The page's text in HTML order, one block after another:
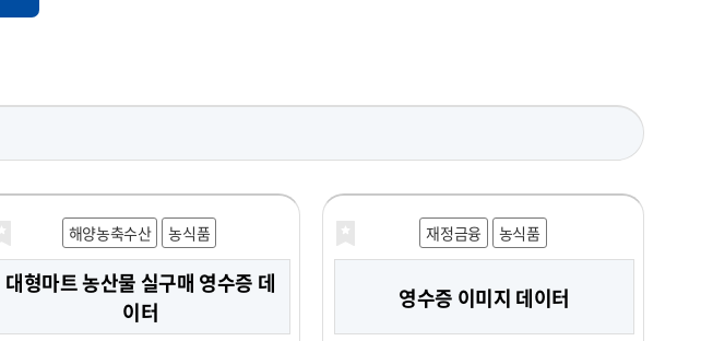
해양농축수산 농식품
대형마트 농산물 실구매 영수증 데
이터
재정금융 농식품
영수증 이미지 데이터